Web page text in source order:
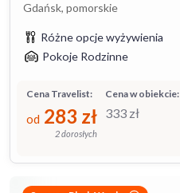
Gdańsk, pomorskie
Różne opcje wyżywienia
Pokoje Rodzinne
Cena w obiekcie:
333 zł
Cena Travelist:
od 283 zł
2 dorosłych